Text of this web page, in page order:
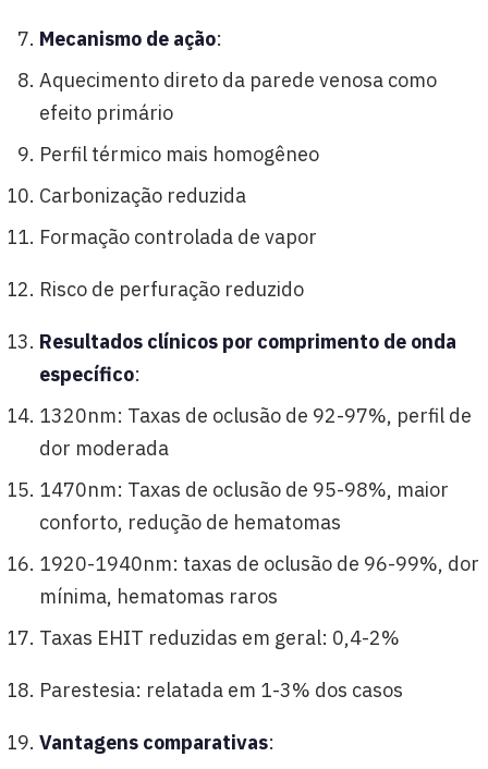
Mecanismo de ação:
Aquecimento direto da parede venosa como
efeito primário
Perfil térmico mais homogêneo
Carbonização reduzida
Formação controlada de vapor
Risco de perfuração reduzido
Resultados clínicos por comprimento de onda
específico:
1320nm: Taxas de oclusão de 92-97%, perfil de
dor moderada
1470nm: Taxas de oclusão de 95-98%, maior
conforto, redução de hematomas
1920-1940nm: taxas de oclusão de 96-99%, dor
mínima, hematomas raros
Taxas EHIT reduzidas em geral: 0,4-2%
Parestesia: relatada em 1-3% dos casos
Vantagens comparativas: